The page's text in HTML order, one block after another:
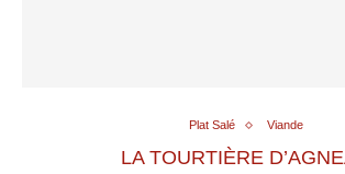
Plat Salé Viande
LA TOURTIÈRE